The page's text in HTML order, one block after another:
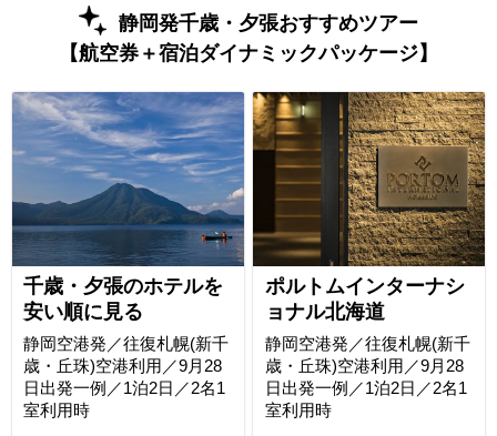
静岡発千歳・夕張おすすめツアー
【航空券＋宿泊ダイナミックパッケージ】
千歳・夕張のホテルを
安い順に見る
静岡空港発／往復札幌(新千
歳・丘珠)空港利用／9月28
日出発一例／1泊2日／2名1
室利用時
ポルトムインターナシ
ョナル北海道
静岡空港発／往復札幌(新千
歳・丘珠)空港利用／9月28
日出発一例／1泊2日／2名1
室利用時